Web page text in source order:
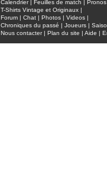
Calendrier| Feuilles de match Pronos
T-Shirts Vintage et Originaux |
Forum | Chat | Photos | Videos |
Chroniques du passé | Joueurs |
Nous contacter| Plan du site | Aide |